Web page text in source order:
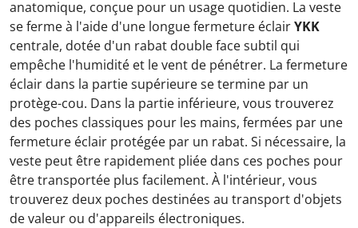
anatomique, conçue pour un usage quotidien. La veste
se ferme à l'aide d'une longue fermeture éclairYKK
centrale, dotée d'un rabat double face subtil qui
empêche l'humidité et le vent de pénétrer. La fermeture
éclair dans la partie supérieure se termine par un
protège-cou. Dans la partie inférieure, vous trouverez
des poches classiques pour les mains, fermées par une
fermeture éclair protégée par un rabat. Si nécessaire, la
veste peut être rapidement pliée dans ces poches pour
être transportée plus facilement. À l'intérieur, vous
trouverez deux poches destinées au transport d'objets
de valeur ou d'appareils électroniques.